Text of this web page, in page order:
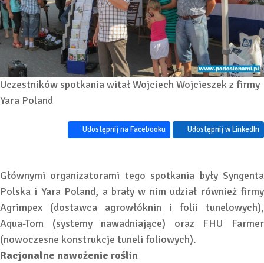
Uczestników spotkania witał Wojciech Wojcieszek z firmy
Yara Poland
Udostępnij na Facebooku Udostępnij w LinkedIn
Głównymi organizatorami tego spotkania były Syngenta
Polska i Yara Poland, a brały w nim udział również firmy
Agrimpex (dostawca agrowłóknin i folii tunelowych),
Aqua-Tom (systemy nawadniające) oraz FHU Farmer
(nowoczesne konstrukcje tuneli foliowych).
Racjonalne nawożenie roślin